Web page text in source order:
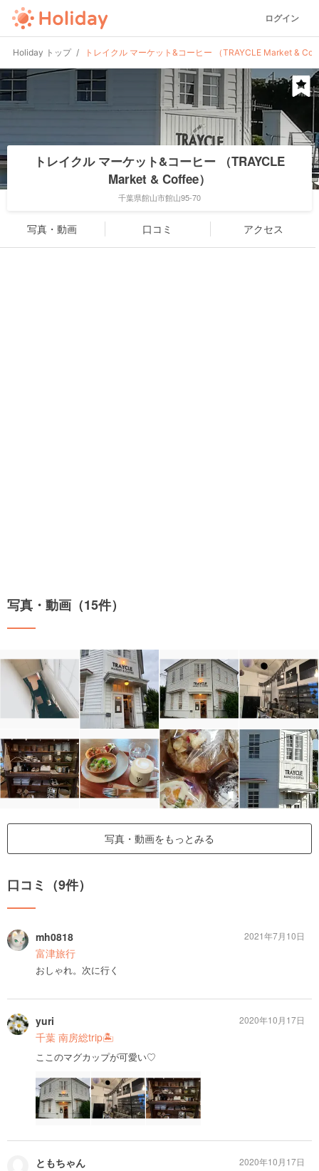
ログイン
Holiday トップ トレイクル マーケット&コーヒー （TRAYCLE Market &
トレイクル マーケット&コーヒー （TRAYCLE
Market & Coffee）
千葉県館山市館山95-70
写真・動画 口コミ アクセス
写真・動画（15件）
写真・動画をもっとみる
口コミ（9件）
mh0818
富津旅行
おしゃれ。次に行く
2021年7月10日
yuri
千葉 南房総trip🏝
ここのマグカップが可愛い♡
2020年10月17日
ともちゃん
2020年10月17日